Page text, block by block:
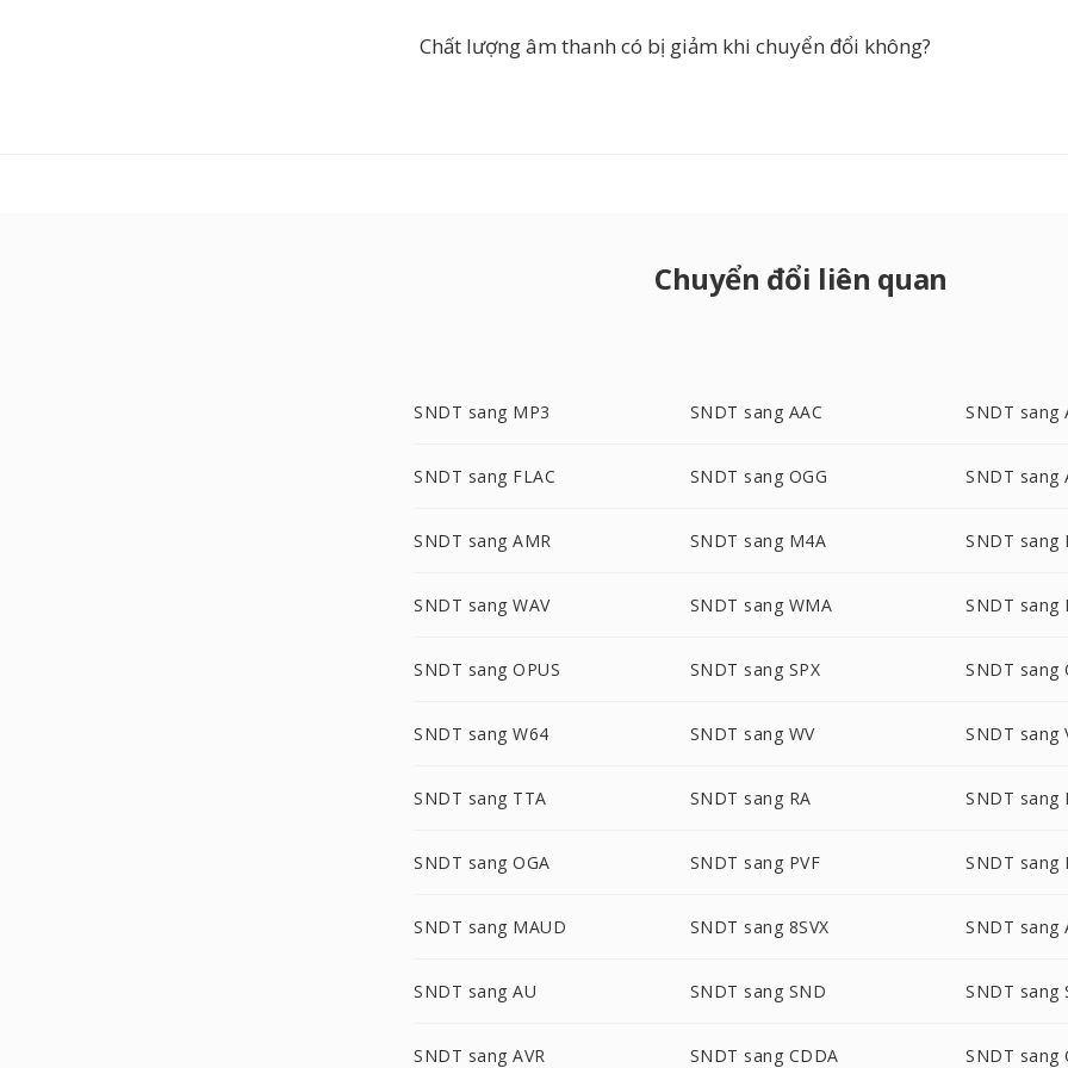
Chất lượng âm thanh có bị giảm khi chuyển đổi không?
Chuyển đổi liên quan
SNDT sang MP3 SNDT sang AAC SNDT sang
SNDT sang FLAC SNDT sang OGG SNDT sang
SNDT sang AMR SNDT sang M4A SNDT sang
SNDT sang WAV SNDT sang WMA SNDT sang
SNDT sang OPUS SNDT sang SPX SNDT sang
SNDT sang W64 SNDT sang WV SNDT sang
SNDT sang TTA SNDT sang RA SNDT sang
SNDT sang OGA SNDT sang PVF SNDT sang
SNDT sang MAUD SNDT sang 8SVX SNDT sang
SNDT sang AU SNDT sang SND SNDT sang
SNDT sang AVR SNDT sang CDDA SNDT sang